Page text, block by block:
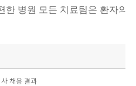
한 병원 모든 치료팀은 환자의
채용 결과